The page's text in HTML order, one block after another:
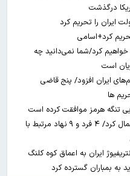
درگذشت
کرد/شما نمی‌دانید چه
است
تحریم‌های ایران افزود/ پنج قاضی
ها
تنگه هرمز موافقت کرده است
آمریکا تحریم‌های جدیدی علیه ایران اعمال کرد/ ۴ فرد و ۹ نهاد مرتبط با
ایران به اعماق کوه کلنگ
به بمباران گسترده کرد